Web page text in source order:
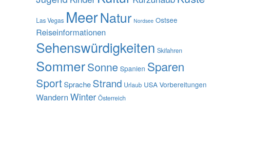
Las Vegas MeerNatur Nordsee Ostsee
Reiseinformationen
Sehenswürdigkeiten Skifahren
SommerSonne Spanien Sparen
SportSprache Strand Urlaub USA Vorbereitungen
Wandern Winter Österreich